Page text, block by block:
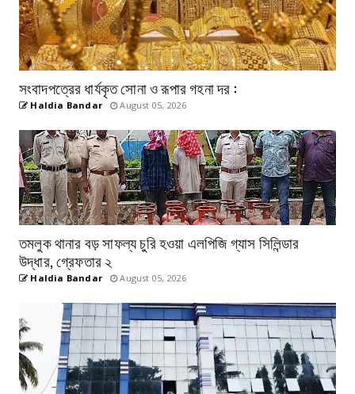
সংবাদপত্রের ধার্যকৃত সোনা ও রূপার গহনা দর :
Haldia Bandar August 05, 2026
তমলুক থানার বড় সাফল্য চুরি হওয়া এলপিজি গ্যাস সিলিন্ডার
উদ্ধার, গ্রেফতার ২
Haldia Bandar August 05, 2026